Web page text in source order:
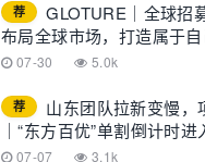
荐
GLOTURE｜全球招
布局全球市场，打造属于
想增加收入？想打造团队？
07-30 5.0k
荐
山东团队拉新变慢，
｜“东方百优”单割倒计时
07-07 3.1k